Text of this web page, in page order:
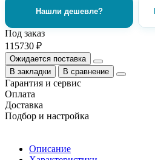
Нашли дешевле?
Под заказ
115730 ₽
Ожидается поставка
В закладки
В сравнение
Гарантия и сервис
Оплата
Доставка
Подбор и настройка
Описание